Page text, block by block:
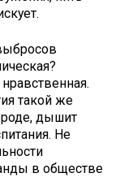
такой же
дышит
Не
в обществе